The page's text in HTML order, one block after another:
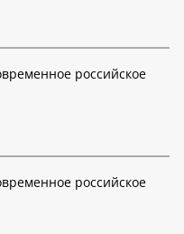
российское
российское